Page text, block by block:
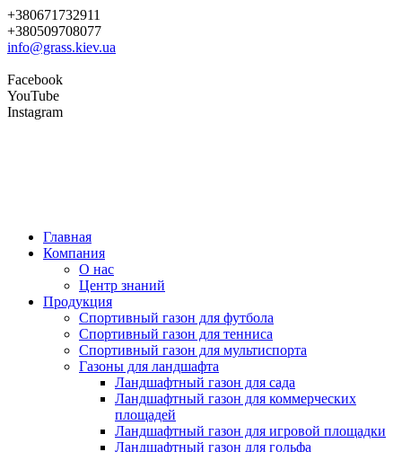
+380671732911
+380509708077
info@grass.kiev.ua
Facebook
YouTube
Instagram
Главная
Компания
О нас
Центр знаний
Продукция
Cпортивный газон для футбола
Cпортивный газон для тенниса
Cпортивный газон для мультиспорта
Газоны для ландшафта
Ландшафтный газон для сада
Ландшафтный газон для коммерческих
площадей
Ландшафтный газон для игровой площадки
Ландшафтный газон для гольфа